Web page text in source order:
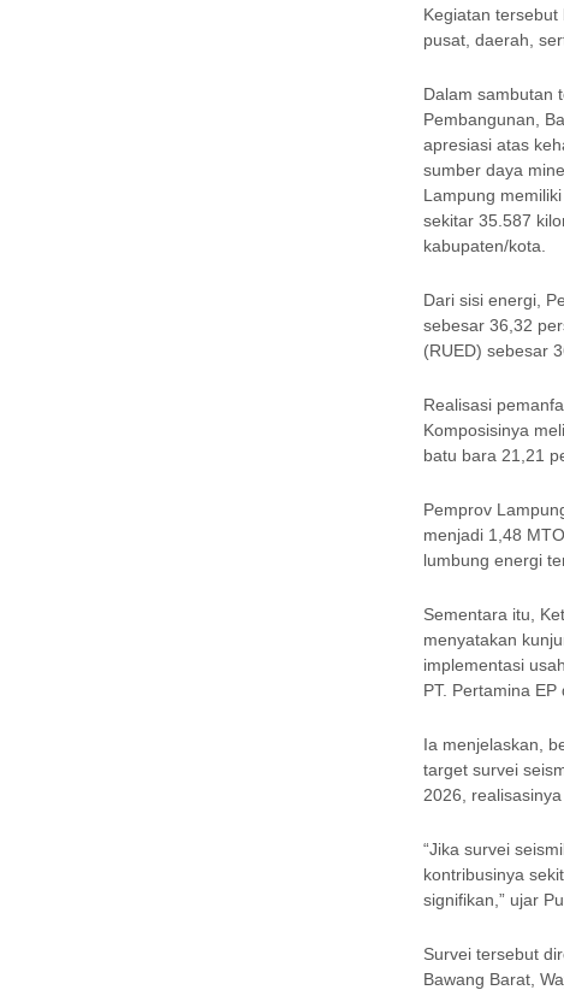
Kegiatan
pusat, daerah,
Dalam sambutan
Pembangunan,
apresiasi atas
sumber daya
Lampung
sekitar 35.587
kabupaten/kota.
Dari sisi energi,
sebesar 36,32
(RUED) sebesar
Realisasi
Komposisinya
batu bara 21,21
Pemprov
menjadi 1,48
lumbung energi
Sementara itu,
menyatakan
implementasi
PT. Pertamina
Ia menjelaskan,
target survei
2026,
“Jika survei
kontribusinya
signifikan,” ujar
Survei tersebut
Bawang Barat,